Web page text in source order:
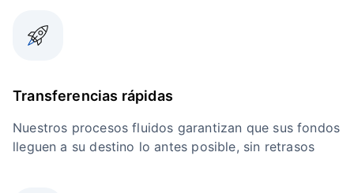
Transferencias rápidas
Nuestros procesos fluidos garantizan que sus fondos
lleguen a su destino lo antes posible, sin retrasos